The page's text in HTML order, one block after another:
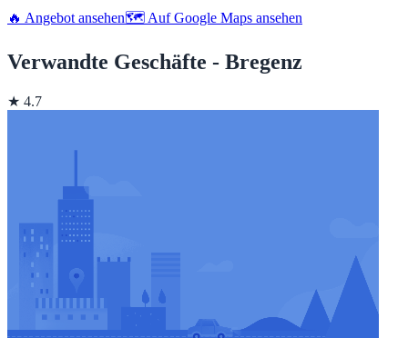
🔥 Angebot ansehen🗺️ Auf Google Maps ansehen
Verwandte Geschäfte - Bregenz
★ 4.7